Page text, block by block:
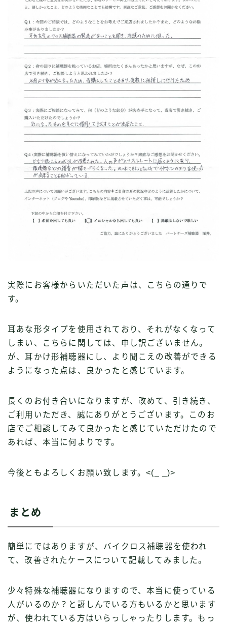
実際にお客様からいただいた声は、こちらの通りで
す。
耳あな形タイプを使用されており、それがなくなって
しまい、こちらに関しては、申し訳ございません。
が、耳かけ形補聴器にし、より聞こえの改善ができる
ようになった点は、良かったと感じています。
長くのお付き合いになりますが、改めて、引き続き、
ご利用いただき、誠にありがとうございます。このお
店でご相談してみて良かったと感じていただけたので
あれば、本当に何よりです。
今後ともよろしくお願い致します。<(_ _)>
まとめ
簡単にではありますが、バイクロス補聴器を使われ
て、改善されたケースについて記載してみました。
少々特殊な補聴器になりますので、本当に使っている
人がいるのか？と訝しんでいる方もいるかと思います
が、使われている方はいらっしゃったりします。もっ